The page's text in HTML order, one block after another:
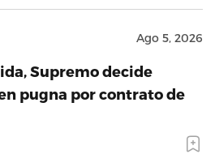
Ago 5, 2026
Supremo decide
pugna por contrato de